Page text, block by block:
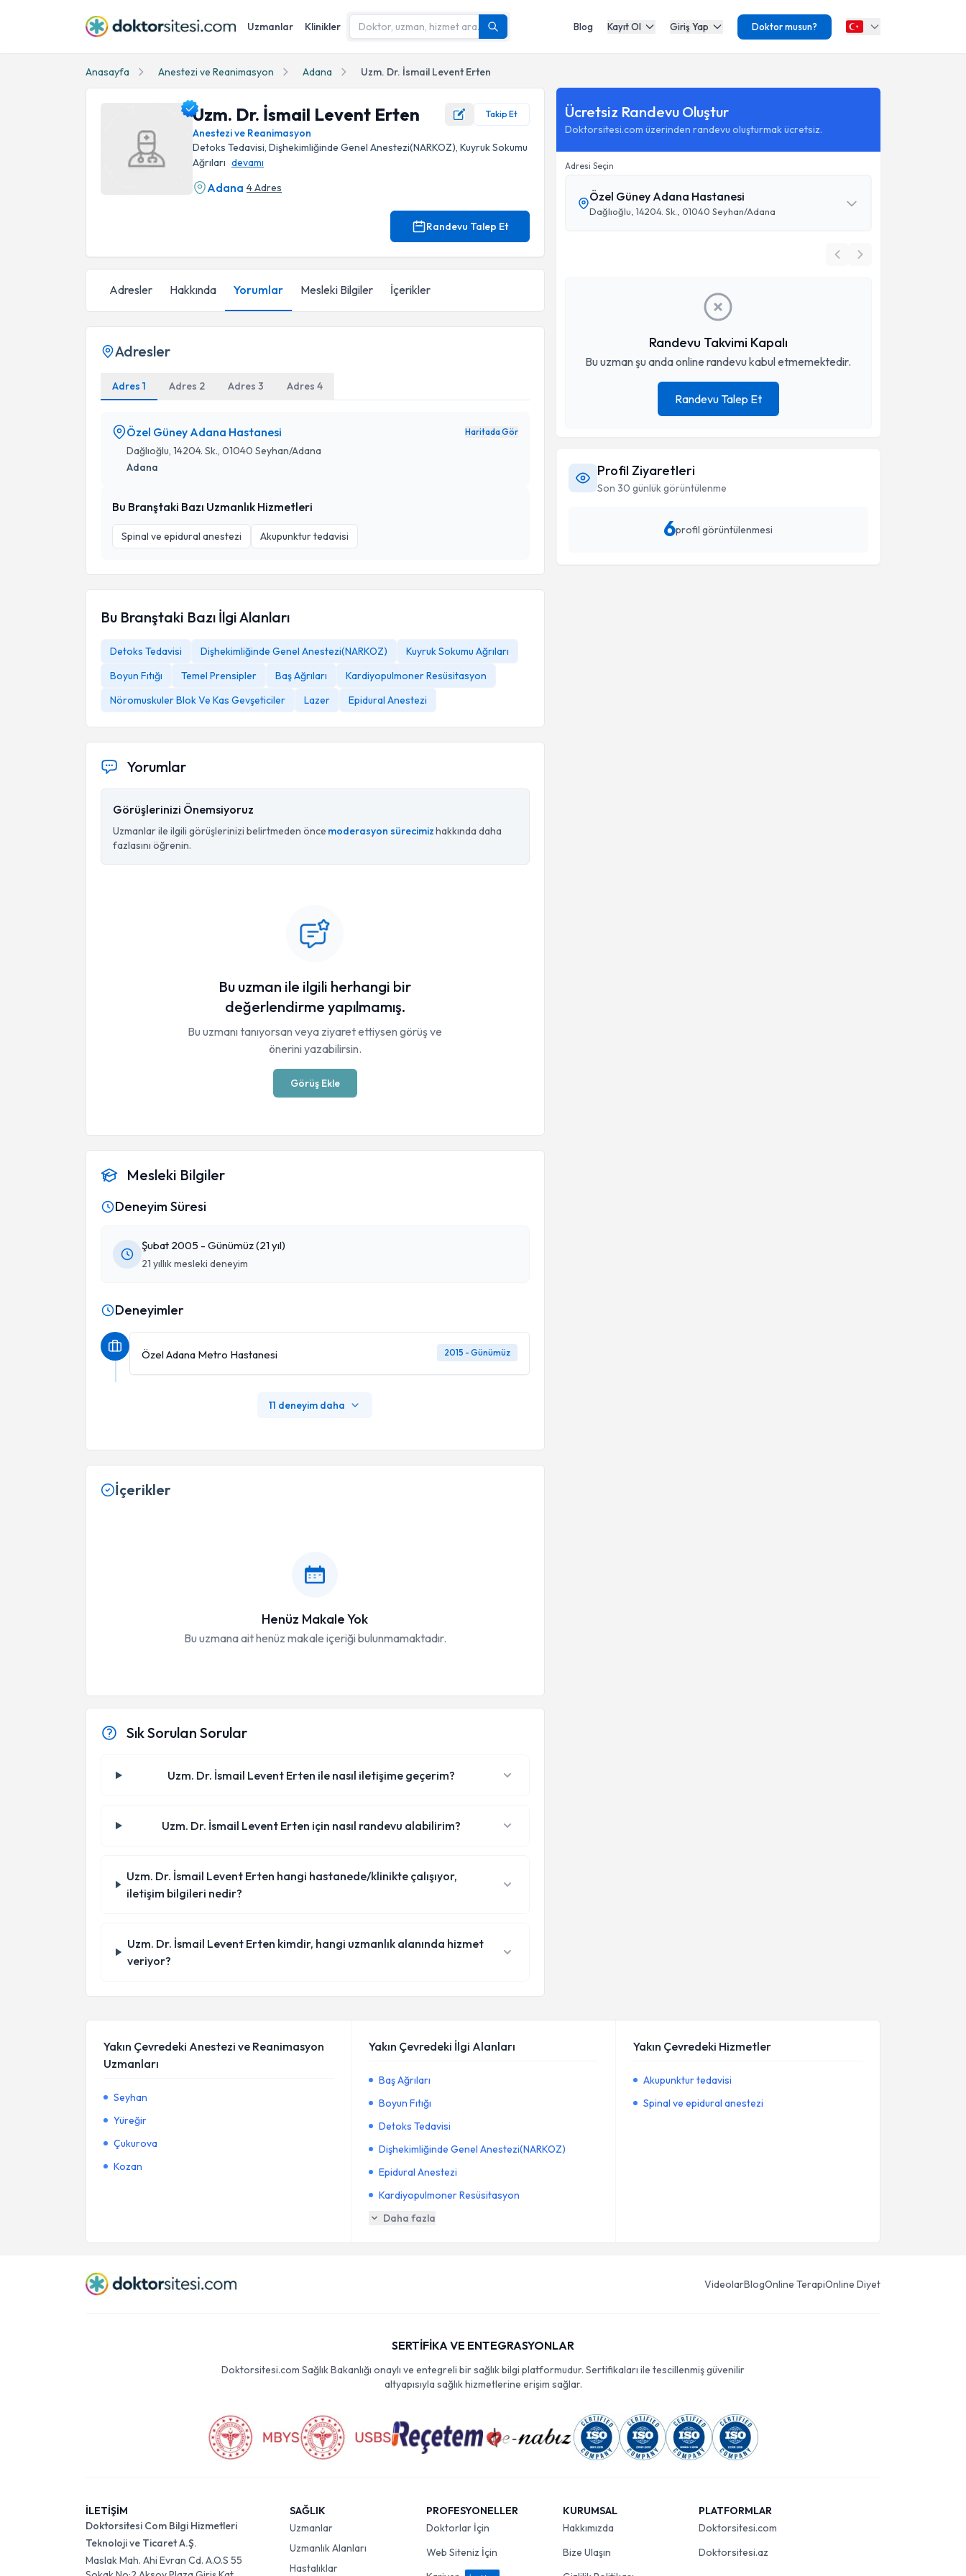
Uzmanlar Klinikler Blog Kayıt Ol Giriş Yap Doktor musun?
Anasayfa Anestezi ve Reanimasyon Adana Uzm. Dr. İsmail Levent Erten
Uzm. Dr. İsmail Levent Erten Takip Et
Anestezi ve Reanimasyon
Detoks Tedavisi, Dişhekimliğinde Genel Anestezi(NARKOZ), Kuyruk Sokumu
Ağrıları devamı
Adana 4 Adres
Randevu Talep Et
Adresler Hakkında Yorumlar Mesleki Bilgiler İçerikler
Adresler
Adres 1 Adres 2 Adres 3 Adres 4
Özel Güney Adana Hastanesi Haritada Gör
Dağlıoğlu, 14204. Sk., 01040 Seyhan/Adana
Adana
Bu Branştaki Bazı Uzmanlık Hizmetleri
Spinal ve epidural anestezi Akupunktur tedavisi
Bu Branştaki Bazı İlgi Alanları
Detoks Tedavisi Dişhekimliğinde Genel Anestezi(NARKOZ)
Kuyruk Sokumu Ağrıları
Boyun Fıtığı
Temel Prensipler Baş Ağrıları
Kardiyopulmoner Resüsitasyon
Nöromuskuler Blok Ve Kas Gevşeticiler
Lazer Epidural Anestezi
Yorumlar
Görüşlerinizi Önemsiyoruz
Uzmanlar ile ilgili görüşlerinizi belirtmeden önce moderasyon sürecimizhakkında daha
fazlasını öğrenin.
Bu uzman ile ilgili herhangi bir
değerlendirme yapılmamış.
Bu uzmanı tanıyorsan veya ziyaret ettiysen görüş ve
önerini yazabilirsin.
Görüş Ekle
Mesleki Bilgiler
Deneyim Süresi
Şubat 2005 - Günümüz (21 yıl)
21 yıllık mesleki deneyim
Deneyimler
Özel Adana Metro Hastanesi 2015 - Günümüz
11 deneyim daha
İçerikler
Henüz Makale Yok
Bu uzmana ait henüz makale içeriği bulunmamaktadır.
Sık Sorulan Sorular
Uzm. Dr. İsmail Levent Erten ile nasıl iletişime geçerim?
Uzm. Dr. İsmail Levent Erten için nasıl randevu alabilirim?
Uzm. Dr. İsmail Levent Erten hangi hastanede/klinikte çalışıyor,
iletişim bilgileri nedir?
Uzm. Dr. İsmail Levent Erten kimdir, hangi uzmanlık alanında hizmet
veriyor?
Ücretsiz Randevu Oluştur
Doktorsitesi.com üzerinden randevu oluşturmak ücretsiz.
Adresi Seçin
Özel Güney Adana Hastanesi
Dağlıoğlu, 14204. Sk., 01040 Seyhan/Adana
Randevu Takvimi Kapalı
Bu uzman şu anda online randevu kabul etmemektedir.
Randevu Talep Et
Profil Ziyaretleri
Son 30 günlük görüntülenme
6profil görüntülenmesi
Yakın Çevredeki Anestezi ve Reanimasyon
Uzmanları
Seyhan
Yüreğir
Çukurova
Kozan
Yakın Çevredeki İlgi Alanları
Baş Ağrıları
Boyun Fıtığı
Detoks Tedavisi
Dişhekimliğinde Genel Anestezi(NARKOZ)
Epidural Anestezi
Kardiyopulmoner Resüsitasyon
Daha fazla
Yakın Çevredeki Hizmetler
Akupunktur tedavisi
Spinal ve epidural anestezi
VideolarBlogOnline TerapiOnline Diyet
SERTİFİKA VE ENTEGRASYONLAR
Doktorsitesi.com Sağlık Bakanlığı onaylı ve entegreli bir sağlık bilgi platformudur. Sertifikaları ile tescillenmiş güvenilir
altyapısıyla sağlık hizmetlerine erişim sağlar.
İLETİŞİM
Doktorsitesi Com Bilgi Hizmetleri
Teknoloji ve Ticaret A.Ş.
Maslak Mah. Ahi Evran Cd. A.O.S 55
SAĞLIK
Uzmanlar
Uzmanlık Alanları
Hastalıklar
PROFESYONELLER
Doktorlar İçin
Web Siteniz İçin
KURUMSAL
Hakkımızda
Bize Ulaşın
PLATFORMLAR
Doktorsitesi.com
Doktorsitesi.az